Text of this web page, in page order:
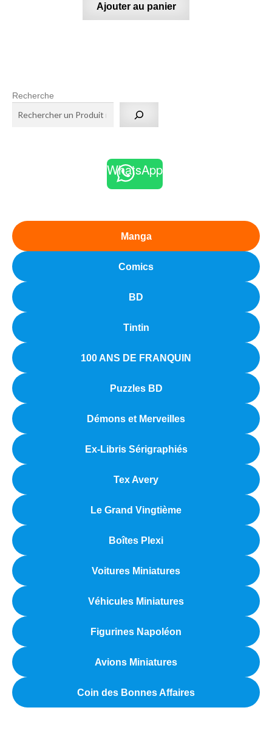
Ajouter au panier
Recherche
WhatsApp
Manga
Comics
BD
Tintin
100 ANS DE FRANQUIN
Puzzles BD
Démons et Merveilles
Ex-Libris Sérigraphiés
Tex Avery
Le Grand Vingtième
Boîtes Plexi
Voitures Miniatures
Véhicules Miniatures
Figurines Napoléon
Avions Miniatures
Coin des Bonnes Affaires